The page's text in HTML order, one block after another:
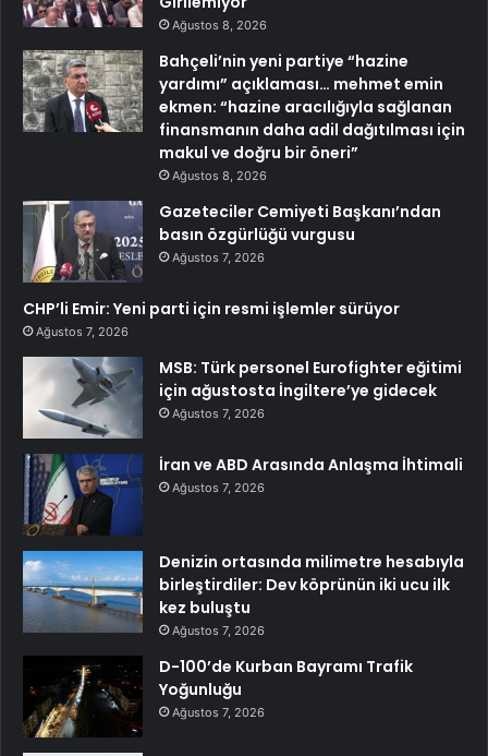
Ağustos 8, 2026
Bahçeli’nin yeni partiye “hazine
yardımı” açıklaması… mehmet emin
ekmen: “hazine aracılığıyla sağlanan
finansmanın daha adil dağıtılması için
makul ve doğru bir öneri”
Ağustos 8, 2026
Gazeteciler Cemiyeti Başkanı’ndan
basın özgürlüğü vurgusu
Ağustos 7, 2026
CHP’li Emir: Yeni parti için resmi işlemler sürüyor
Ağustos 7, 2026
MSB: Türk personel Eurofighter eğitimi
için ağustosta İngiltere’ye gidecek
Ağustos 7, 2026
İran ve ABD Arasında Anlaşma İhtimali
Ağustos 7, 2026
Denizin ortasında milimetre hesabıyla
birleştirdiler: Dev köprünün iki ucu ilk
kez buluştu
Ağustos 7, 2026
D-100’de Kurban Bayramı Trafik
Yoğunluğu
Ağustos 7, 2026